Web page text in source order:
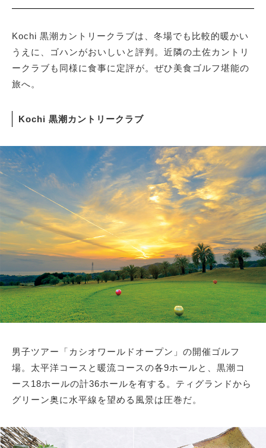
Kochi 黒潮カントリークラブは、冬場でも比較的暖かい
うえに、ゴハンがおいしいと評判。近隣の土佐カントリ
ークラブも同様に食事に定評が。ぜひ美食ゴルフ堪能の
旅へ。
Kochi 黒潮カントリークラブ
男子ツアー「カシオワールドオープン」の開催ゴルフ
場。太平洋コースと暖流コースの各9ホールと、黒潮コ
ース18ホールの計36ホールを有する。ティグランドから
グリーン奥に水平線を望める風景は圧巻だ。